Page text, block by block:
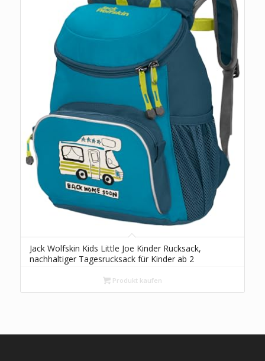
Jack Wolfskin Kids Little Joe Kinder Rucksack,
nachhaltiger Tagesrucksack für Kinder ab 2
Tragesystem, flexibler Daypack aus recyceltem
Material
Produkt kaufen